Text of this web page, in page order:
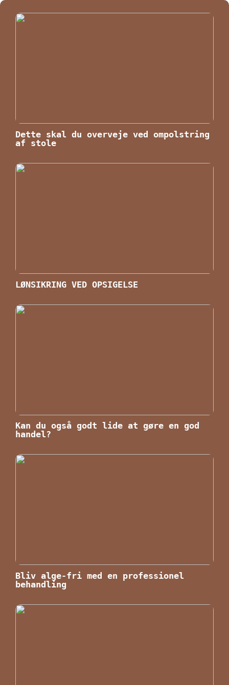
Dette skal du overveje ved ompolstring
af stole
LØNSIKRING VED OPSIGELSE
Kan du også godt lide at gøre en god
handel?
Bliv alge-fri med en professionel
behandling